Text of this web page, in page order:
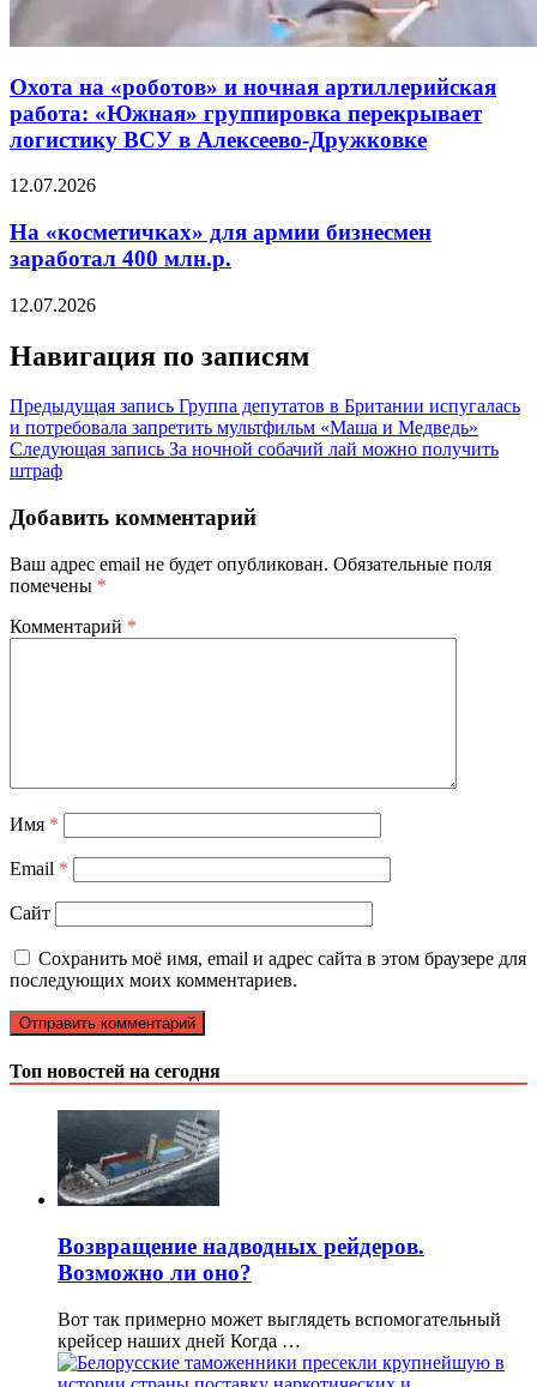
Охота на «роботов» и ночная артиллерийская
работа: «Южная» группировка перекрывает
логистику ВСУ в Алексеево-Дружковке
12.07.2026
На «косметичках» для армии бизнесмен
заработал 400 млн.р.
12.07.2026
Навигация по записям
Предыдущая запись Группа депутатов в Британии испугалась
и потребовала запретить мультфильм «Маша и Медведь»
Следующая запись За ночной собачий лай можно получить
штраф
Добавить комментарий
Ваш адрес email не будет опубликован. Обязательные поля
помечены *
Комментарий *
Имя *
Email *
Сайт
Сохранить моё имя, email и адрес сайта в этом браузере для
последующих моих комментариев.
Топ новостей на сегодня
Возвращение надводных рейдеров.
Возможно ли оно?
Вот так примерно может выглядеть вспомогательный
крейсер наших дней Когда …